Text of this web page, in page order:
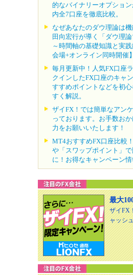
的なバイナリーオプショ
内全7口座を徹底比較。
なぜあなたのダウ理論は
田向宏行が導く「ダウ理論
～時間軸の基礎知識と実践
会場+オンライン同時開催】
毎月更新中！人気FX口座
クインしたFX口座のキャ
すすめポイントなどを初
すく解説。
ザイFX！では簡単なアン
っております。お手数お
力をお願いいたします！
MT4おすすめFX口座比較
や「スワップポイント」
に！お得なキャンペーン情
最大
ザイFX
ャッシ